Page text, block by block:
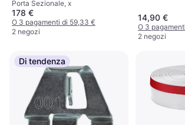
650n
Porta Sezionale, x
178 €
O 3 pagamenti di 59,33 €
2 negozi
14,90 €
O 3
2 negozi
Di tendenza